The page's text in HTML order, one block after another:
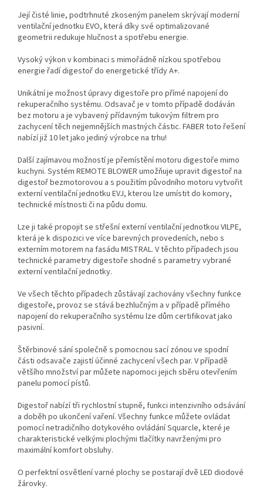
Její čisté linie, podtrhnuté zkoseným panelem skrývají moderní
ventilační jednotku EVO, která díky své optimalizované
geometrii redukuje hlučnost a spotřebu energie.
Vysoký výkon v kombinaci s mimořádně nízkou spotřebou
energie řadí digestoř do energetické třídy A+.
Unikátní je možnost úpravy digestoře pro přímé napojení do
rekuperačního systému. Odsavač je v tomto případě dodáván
bez motoru a je vybavený přídavným tukovým filtrem pro
zachycení těch nejjemnějších mastných částic. FABER toto řešení
nabízí již 10 let jako jediný výrobce na trhu!
Další zajímavou možností je přemístění motoru digestoře mimo
kuchyni. Systém REMOTE BLOWER umožňuje upravit digestoř na
digestoř bezmotorovou a s použitím původního motoru vytvořit
externí ventilační jednotku EVJ, kterou lze umístit do komory,
technické místnosti či na půdu domu.
Lze ji také propojit se střešní externí ventilační jednotkou VILPE,
která je k dispozici ve více barevných provedeních, nebo s
externím motorem na fasádu MISTRAL. V těchto případech jsou
technické parametry digestoře shodné s parametry vybrané
externí ventilační jednotky.
Ve všech těchto případech zůstávají zachovány všechny funkce
digestoře, provoz se stává bezhlučným a v případě přímého
napojení do rekuperačního systému lze dům certifikovat jako
pasivní.
Štěrbinové sání společně s pomocnou sací zónou ve spodní
části odsavače zajistí účinné zachycení všech par. V případě
většího množství par můžete napomoci jejich sběru otevřením
panelu pomocí pístů.
Digestoř nabízí tři rychlostní stupně, funkci intenzivního odsávání
a doběh po ukončení vaření. Všechny funkce můžete ovládat
pomocí netradičního dotykového ovládání Squarcle, které je
charakteristické velkými plochými tlačítky navrženými pro
maximální komfort obsluhy.
O perfektní osvětlení varné plochy se postarají dvě LED diodové
žárovky.